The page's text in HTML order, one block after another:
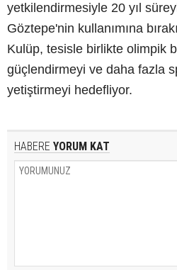
yetkilendirmesiyle 20 yıl
Göztepe'nin kullanımına
Kulüp, tesisle birlikte olimpik
güçlendirmeyi ve daha fazla
yetiştirmeyi hedefliyor.
HABERE YORUM KAT